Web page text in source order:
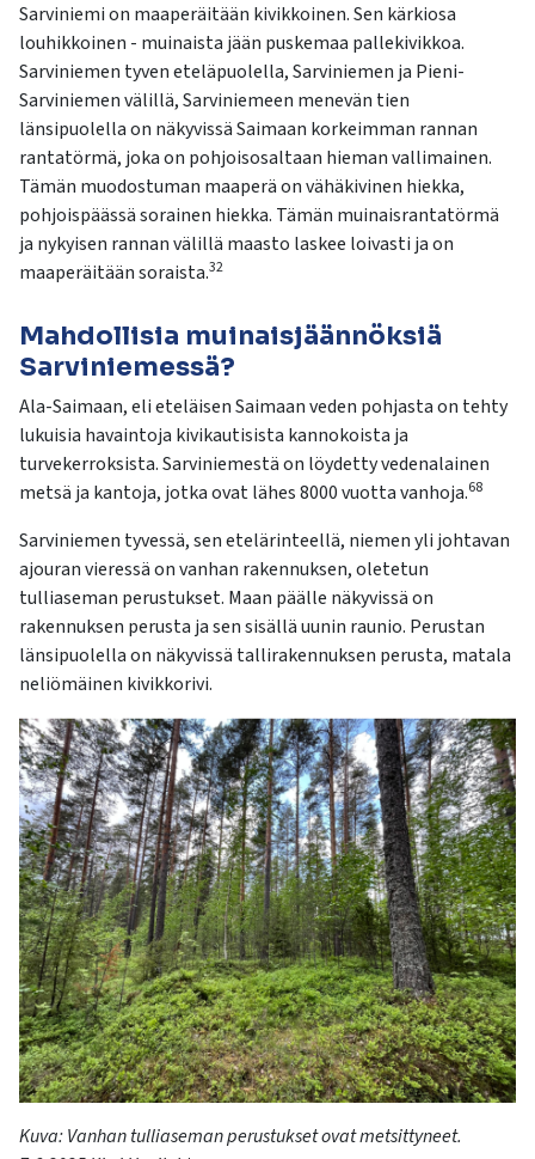
Sarviniemi on maaperäitään kivikkoinen. Sen kärkiosa
louhikkoinen - muinaista jään puskemaa pallekivikkoa.
Sarviniemen tyven eteläpuolella, Sarviniemen ja Pieni-
Sarviniemen välillä, Sarviniemeen menevän tien
länsipuolella on näkyvissä Saimaan korkeimman rannan
rantatörmä, joka on pohjoisosaltaan hieman vallimainen.
Tämän muodostuman maaperä on vähäkivinen hiekka,
pohjoispäässä sorainen hiekka. Tämän muinaisrantatörmä
ja nykyisen rannan välillä maasto laskee loivasti ja on
maaperäitään soraista.32
Mahdollisia muinaisjäännöksiä
Sarviniemessä?
Ala-Saimaan, eli eteläisenSaimaan veden pohjasta on tehty
lukuisia havaintoja kivikautisista kannokoista ja
turvekerroksista. Sarviniemestä on löydetty vedenalainen
metsä ja kantoja, jotka ovat lähes 8000 vuotta vanhoja.68
Sarviniemen tyvessä, sen etelärinteellä, niemen yli johtavan
ajouran vieressä on vanhan rakennuksen, oletetun
tulliaseman perustukset. Maan päälle näkyvissä on
rakennuksen perusta ja sen sisällä uunin raunio. Perustan
länsipuolella on näkyvissä tallirakennuksen perusta, matala
neliömäinen kivikkorivi.
Kuva:Vanhan tulliaseman perustukset ovat metsittyneet.